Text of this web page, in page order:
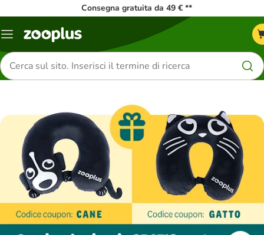
Consegna gratuita da 49 € **
Overview
Cerca
prodotti